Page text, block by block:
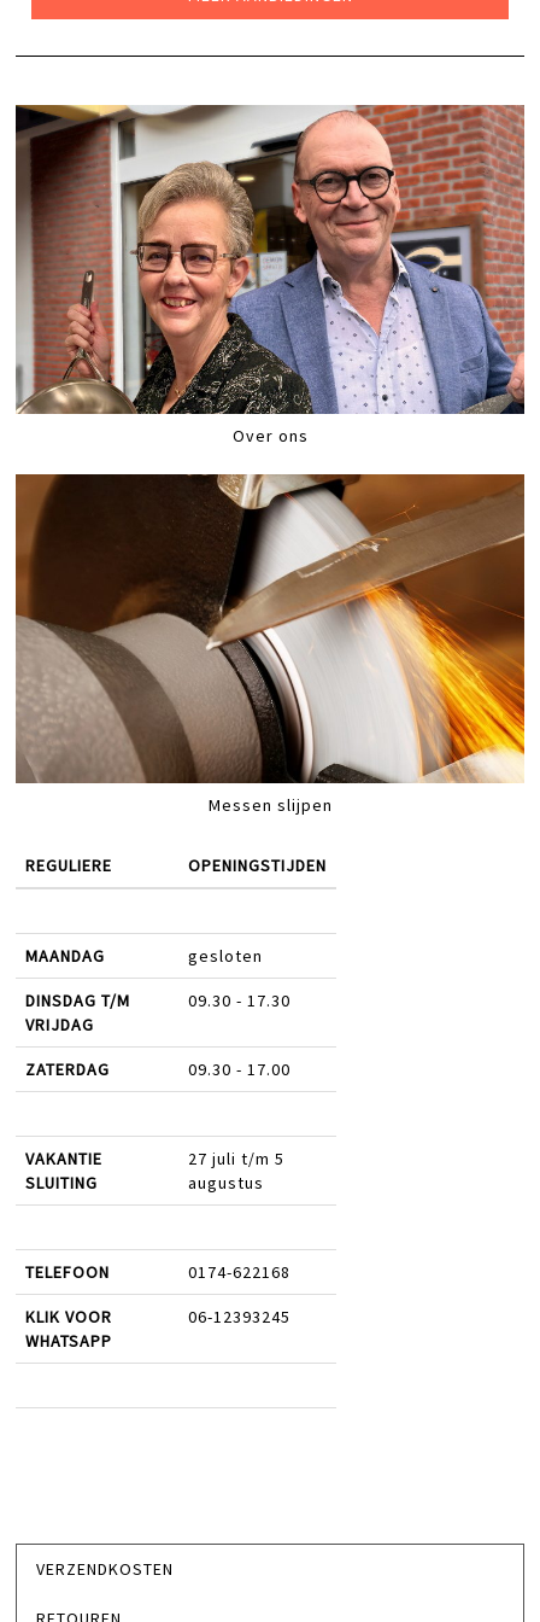
Over ons
Messen slijpen
REGULIERE OPENINGSTIJDEN
MAANDAG gesloten
DINSDAG T/M
VRIJDAG
09.30 - 17.30
ZATERDAG 09.30 - 17.00
VAKANTIE
SLUITING
27 juli t/m 5
augustus
TELEFOON 0174-622168
KLIK VOOR
WHATSAPP
06-12393245
VERZENDKOSTEN